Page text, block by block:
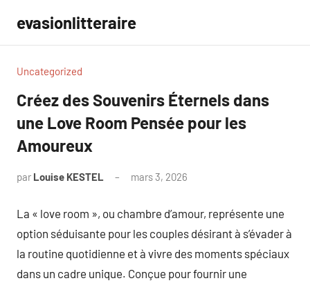
contenu
evasionlitteraire
Uncategorized
Créez des Souvenirs Éternels dans
une Love Room Pensée pour les
Amoureux
par Louise KESTEL mars 3, 2026
La « love room », ou chambre d’amour, représente une
option séduisante pour les couples désirant à s’évader à
la routine quotidienne et à vivre des moments spéciaux
dans un cadre unique. Conçue pour fournir une